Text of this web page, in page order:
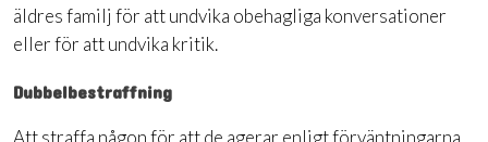
äldres familj för att undvika obehagliga konversationer
eller för att undvika kritik.
Dubbelbestraffning
Att straffa någon för att de agerar enligt förväntningarna